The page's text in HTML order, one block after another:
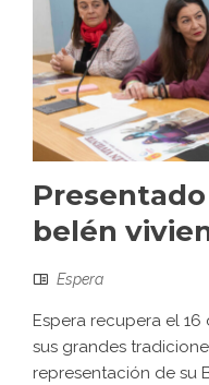
belén
Espera
Espera recupera el
sus grandes
representación de su